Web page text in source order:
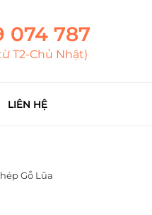
074 787
T2-Chủ Nhật)
LIÊN HỆ
Gỗ Lũa